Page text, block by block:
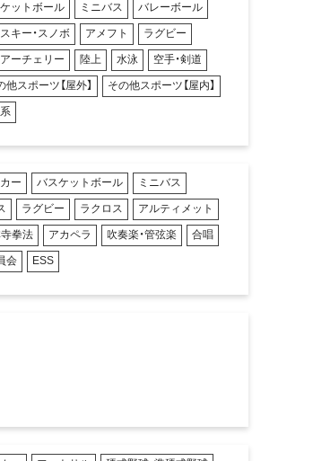
ットボール ミニバス バレーボール
スキー・スノボ アメフト ラグビー
アーチェリー 陸上 水泳 空手・剣道
他スポーツ【屋外】 その他スポーツ【屋内】
ー バスケットボール ミニバス
ラグビー ラクロス アルティメット
寺拳法 アカペラ 吹奏楽・管弦楽 合唱
会 ESS